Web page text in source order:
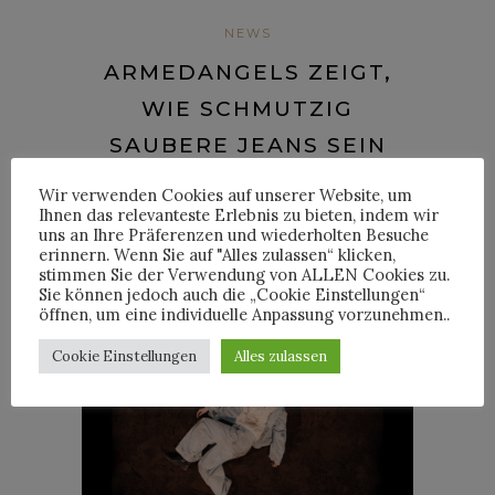
NEWS
ARMEDANGELS ZEIGT,
WIE SCHMUTZIG
SAUBERE JEANS SEIN
Posted on6. März 2026
Wir verwenden Cookies auf unserer Website, um
Ihnen das relevanteste Erlebnis zu bieten, indem wir
uns an Ihre Präferenzen und wiederholten Besuche
erinnern. Wenn Sie auf "Alles zulassen“ klicken,
stimmen Sie der Verwendung von ALLEN Cookies zu.
Sie können jedoch auch die „Cookie Einstellungen“
öffnen, um eine individuelle Anpassung vorzunehmen..
Cookie Einstellungen Alles zulassen